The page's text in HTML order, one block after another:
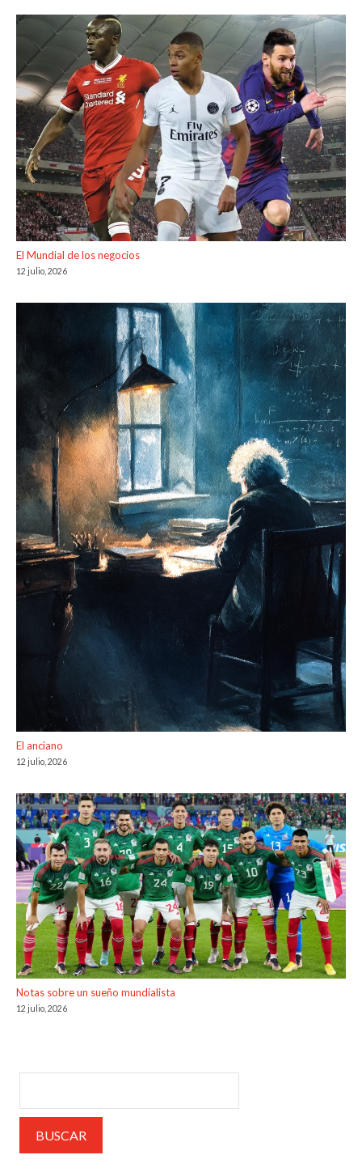
El Mundial de los negocios
12 julio, 2026
El anciano
12 julio, 2026
Notas sobre un sueño mundialista
12 julio, 2026